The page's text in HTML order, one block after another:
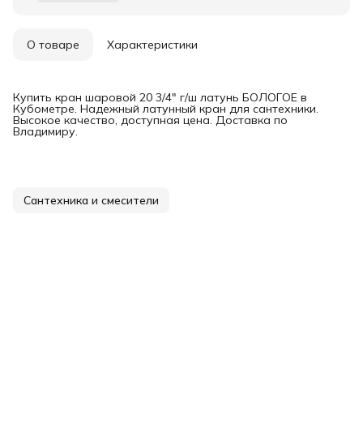
О товаре Характеристики
Купить кран шаровой 20 3/4" г/ш латунь БОЛОГОЕ в
Кубометре. Надежный латунный кран для сантехники.
Высокое качество, доступная цена. Доставка по
Владимиру.
Сантехника и смесители